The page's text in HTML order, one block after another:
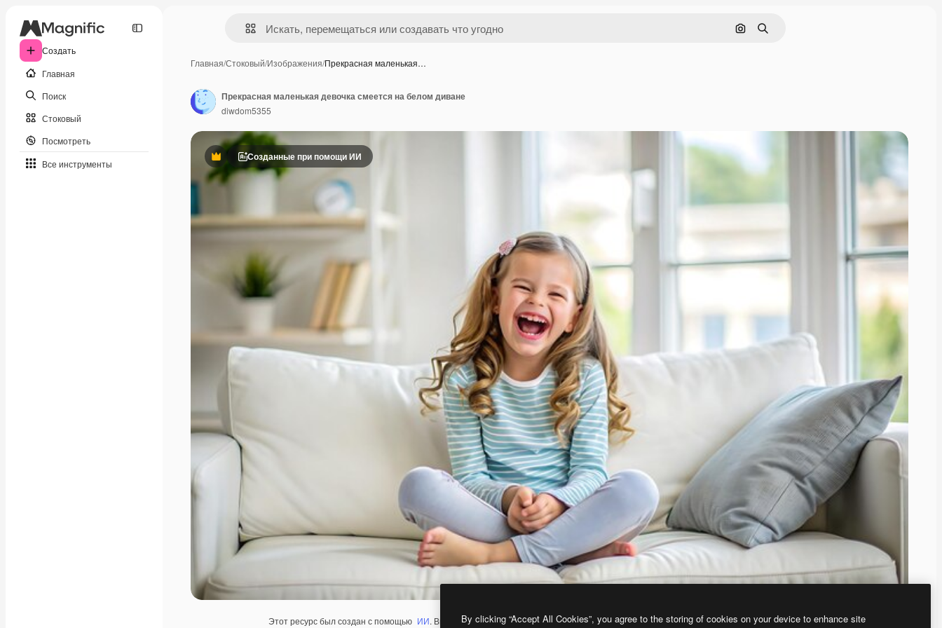
Создать
Главная
Поиск
Стоковый
Посмотреть
Все инструменты
Поиск по изображению
Поиск
Главная/Стоковый/Изображения/Прекрасная маленькая…
ПремиумСозданные при помощи ИИ
Этот ресурс был создан с помощью ИИ. Вы можете создать свой собственный с помощью нашего генератора изображений на основе ИИ.
Прекрасная маленькая девочка смеется на белом диване
diwdom5355
By clicking “Accept All Cookies”, you agree to the storing of cookies on your device to enhance site